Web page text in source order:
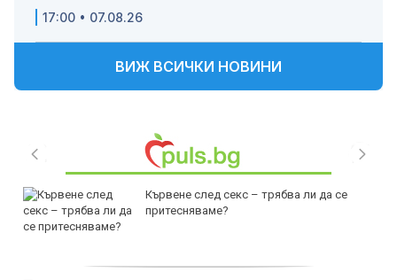
17:00 • 07.08.26
ВИЖ ВСИЧКИ НОВИНИ
Кървене след секс – трябва ли да се
притесняваме?